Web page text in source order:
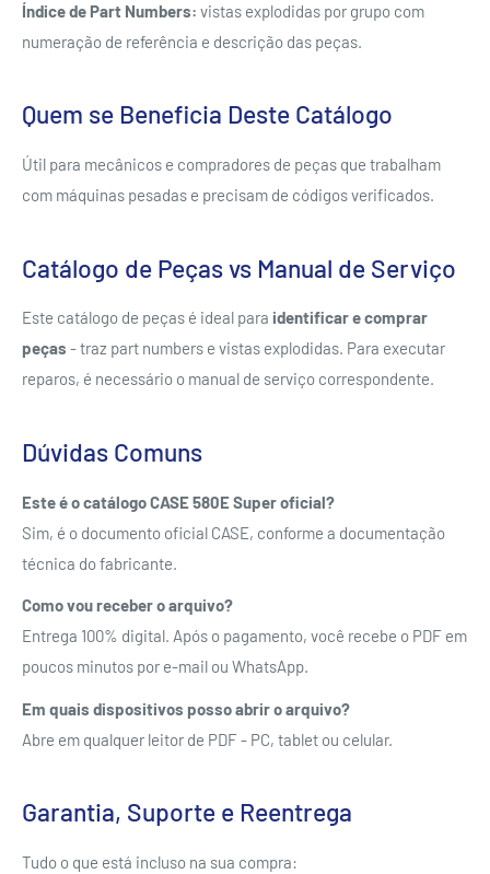
Índice de Part Numbers: vistas explodidas por grupo com
numeração de referência e descrição das peças.
Quem se Beneficia Deste Catálogo
Útil para mecânicos e compradores de peças que trabalham
com máquinas pesadas e precisam de códigos verificados.
Catálogo de Peças vs Manual de Serviço
Este catálogo de peças é ideal para identificar e comprar
peças - traz part numbers e vistas explodidas. Para executar
reparos, é necessário o manual de serviço correspondente.
Dúvidas Comuns
Este é o catálogo CASE 580E Super oficial?
Sim, é o documento oficial CASE, conforme a documentação
técnica do fabricante.
Como vou receber o arquivo?
Entrega 100% digital. Após o pagamento, você recebe o PDF em
poucos minutos por e-mail ou WhatsApp.
Em quais dispositivos posso abrir o arquivo?
Abre em qualquer leitor de PDF - PC, tablet ou celular.
Garantia, Suporte e Reentrega
Tudo o que está incluso na sua compra: